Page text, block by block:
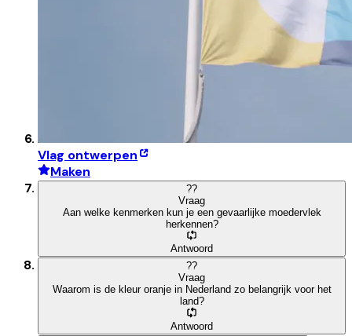
Vlag ontwerpen
Maken
??
Vraag
Aan welke kenmerken kun je een gevaarlijke moedervlek
herkennen?
Antwoord
??
Vraag
Waarom is de kleur oranje in Nederland zo belangrijk voor het
land?
Antwoord